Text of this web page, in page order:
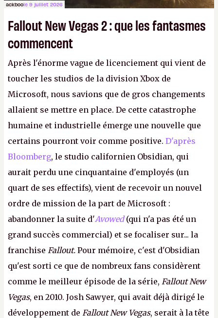
ackboole 9 juillet 2026
Fallout New Vegas 2 : que les fantasmes
commencent
Après l'énorme vague de licenciement qui vient de
toucher les studios de la division Xbox de
Microsoft, nous savions que de gros changements
allaient se mettre en place. De cette catastrophe
humaine et industrielle émerge une nouvelle que
certains pourront voir comme positive. D'après
Bloomberg, le studio californien Obsidian, qui
aurait perdu une cinquantaine d'employés (un
quart de ses effectifs), vient de recevoir un nouvel
ordre de mission de la part de Microsoft :
abandonner la suite d'Avowed(qui n'a pas été un
grand succès commercial) et se focaliser sur... la
franchise Fallout. Pour mémoire, c'est d'Obsidian
qu'est sorti ce que de nombreux fans considèrent
comme le meilleur épisode de la série, Fallout New
Vegas, en 2010. Josh Sawyer, qui avait déjà dirigé le
développement de Fallout New Vegas, serait à la tête